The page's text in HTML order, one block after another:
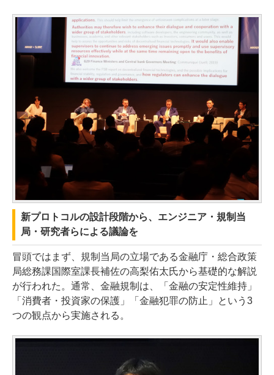
新プロトコルの設計段階から、エンジニア・規制当
局・研究者らによる議論を
冒頭ではまず、規制当局の立場である金融庁・総合政策
局総務課国際室課長補佐の高梨佑太氏から基礎的な解説
が行われた。通常、金融規制は、「金融の安定性維持」
「消費者・投資家の保護」「金融犯罪の防止」という3
つの観点から実施される。